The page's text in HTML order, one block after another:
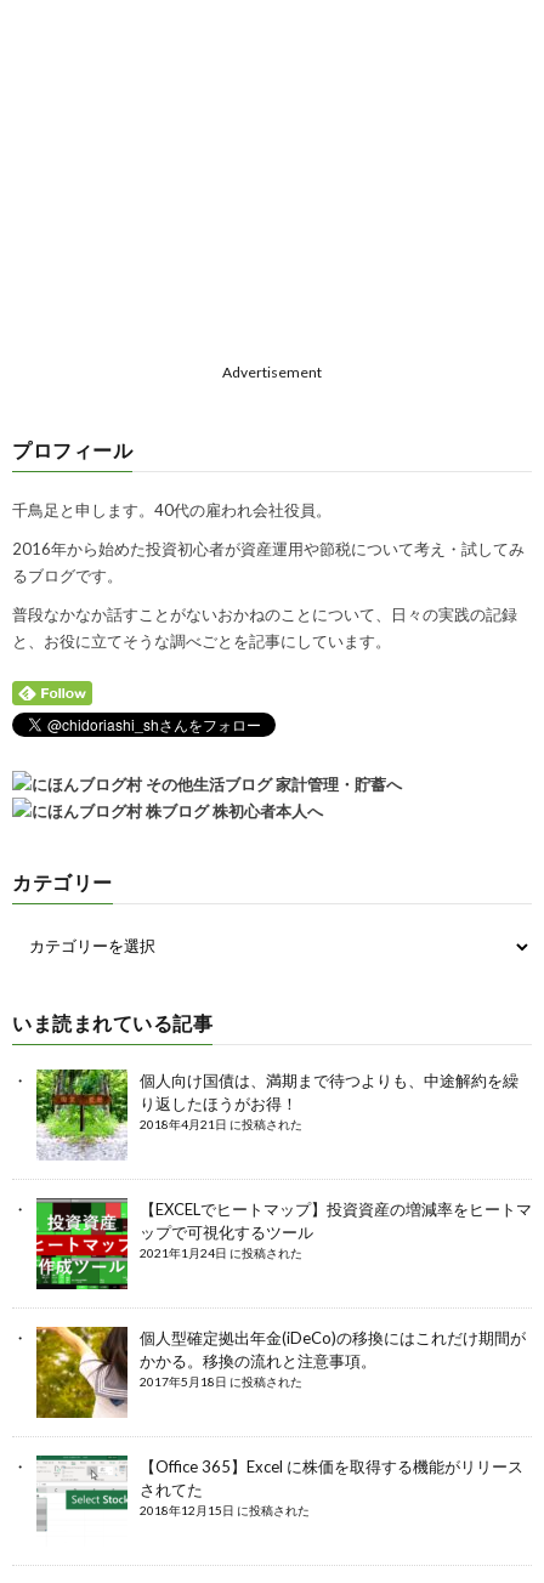
Advertisement
プロフィール
千鳥足と申します。40代の雇われ会社役員。
2016年から始めた投資初心者が資産運用や節税について考え・試してみ
るブログです。
普段なかなか話すことがないおかねのことについて、日々の実践の記録
と、お役に立てそうな調べごとを記事にしています。
カテゴリー
いま読まれている記事
個人向け国債は、満期まで待つよりも、中途解約を繰
り返したほうがお得！
2018年4月21日 に投稿された
【EXCELでヒートマップ】投資資産の増減率をヒートマ
ップで可視化するツール
2021年1月24日 に投稿された
個人型確定拠出年金(iDeCo)の移換にはこれだけ期間が
かかる。移換の流れと注意事項。
2017年5月18日 に投稿された
【Office 365】Excel に株価を取得する機能がリリース
されてた
2018年12月15日 に投稿された